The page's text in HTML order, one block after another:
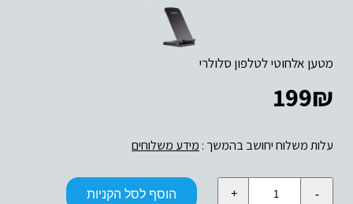
מטען אלחוטי לטלפון סלולרי
199₪
עלות משלוח יחושב בהמשך : מידע משלוחים
כמות
הוסף לסל הקניות